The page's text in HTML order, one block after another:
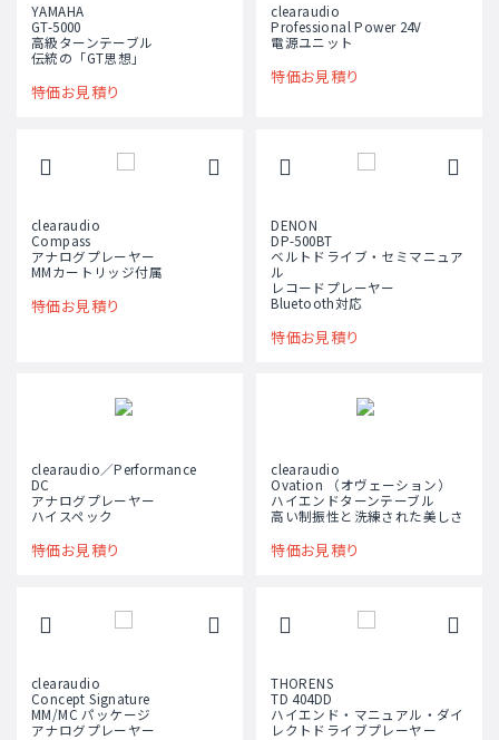
YAMAHA
GT-5000
高級ターンテーブル
伝統の「GT思想」
特価お見積り
clearaudio
Professional Power 24V
電源ユニット
特価お見積り
clearaudio
Compass
アナログプレーヤー
MMカートリッジ付属
特価お見積り
DENON
DP-500BT
ベルトドライブ・セミマニュア
ル
レコードプレーヤー
Bluetooth対応
特価お見積り
clearaudio／Performance
DC
アナログプレーヤー
ハイスペック
特価お見積り
clearaudio
Ovation （オヴェーション）
ハイエンドターンテーブル
高い制振性と洗練された美しさ
特価お見積り
clearaudio
Concept Signature
MM/MC パッケージ
アナログプレーヤー
THORENS
TD 404DD
ハイエンド・マニュアル・ダイ
レクトドライブプレーヤー